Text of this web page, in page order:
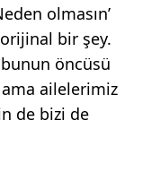
olmasın’
bir şey.
öncüsü
ailelerimiz
de bizi de